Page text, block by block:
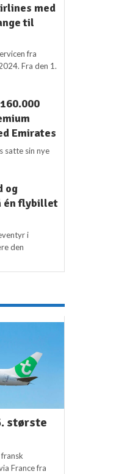
med
til
fra
Fra den 1.
Emirates
satte sin nye
og
én flybillet
i
den
største
France fra